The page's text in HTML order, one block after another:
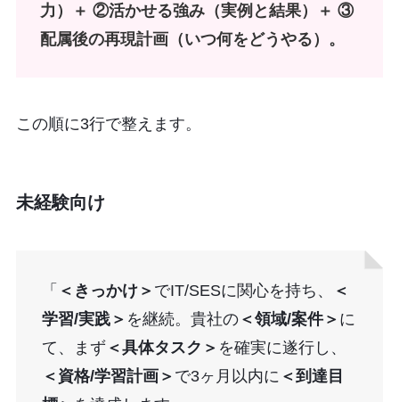
力）＋ ②活かせる強み（実例と結果）＋ ③
配属後の再現計画（いつ何をどうやる）。
この順に3行で整えます。
未経験向け
「 ＜きっかけ＞ でIT/SESに関心を持ち、
＜
学習/実践＞ を継続。貴社の＜領域/案件＞ に
て、まず＜具体タスク＞ を確実に遂行し、
＜資格/学習計画＞ で3ヶ月以内に ＜到達目